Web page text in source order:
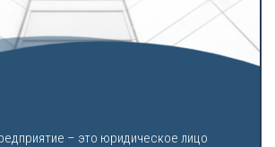
– это юридическое лицо